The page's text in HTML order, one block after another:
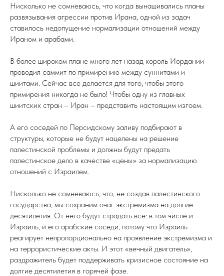
Нисколько не сомневаюсь, что когда вынашивались планы
развязывания агрессии против Ирана, одной из задач
ставилось недопущение нормализации отношений между
Ираном и арабами.
В более широком плане много лет назад король Иордании
проводил саммит по примирению между суннитами и
шиитами. Сейчас все делается для того, чтобы этого
примирения никогда не было! Чтобы одну из главных
шиитских стран – Иран – представить настоящим изгоем.
А его соседей по Персидскому заливу подбирают в
структуры, которые не будут нацелены на решение
палестинской проблемы и должны будут предать
палестинское дело в качестве «цены» за нормализацию
отношений с Израилем.
Нисколько не сомневаюсь, что, не создав палестинского
государства, мы сохраним очаг экстремизма на долгие
десятилетия. От него будут страдать все: в том числе и
Израиль, и его арабские соседи, потому что Израиль
реагирует непропорционально на проявление экстремизма и
на террористические акты. И этот «вечный двигатель»,
раздражитель будет поддерживать кризисное состояние на
долгие десятилетия в горячей фазе.